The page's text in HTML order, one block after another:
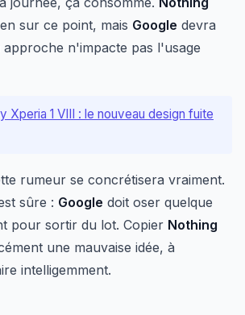
sur ce point, mais Google devra
n'impacte pas l'usage
Xperia 1 VIII : le nouveau design fuite
rumeur se concrétisera vraiment.
sûre : Google doit oser quelque
pour sortir du lot. Copier Nothing
une mauvaise idée, à
intelligemment.